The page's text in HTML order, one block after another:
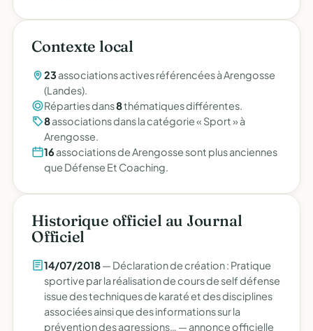
Contexte local
23associations actives référencées à Arengosse
(Landes).
Réparties dans8thématiques différentes.
8associations dans la catégorie « Sport » à
Arengosse.
16 associations de Arengosse sont plus anciennes
que Défense Et Coaching.
Historique officiel au Journal
Officiel
14/07/2018— Déclaration de création : Pratique
sportive par la réalisation de cours de self défense
issue des techniques de karaté et des disciplines
associées ainsi que des informations sur la
prévention des agressions… — annonce officielle